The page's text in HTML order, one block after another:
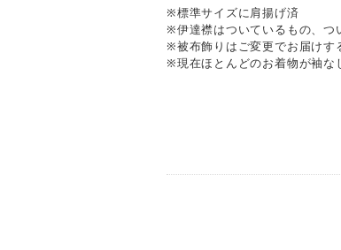
※標準サイズに肩揚げ済
※伊達襟はついているもの、つ
※被布飾りはご変更でお届けす
※現在ほとんどのお着物が袖な